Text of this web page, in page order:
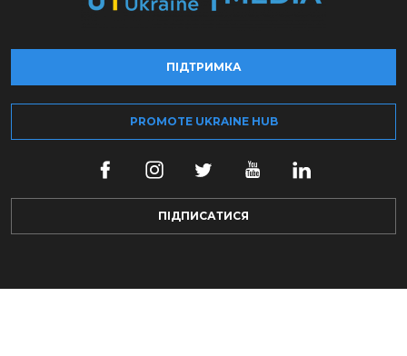
ПІДТРИМКА
PROMOTE UKRAINE HUB
ПІДПИСАТИСЯ